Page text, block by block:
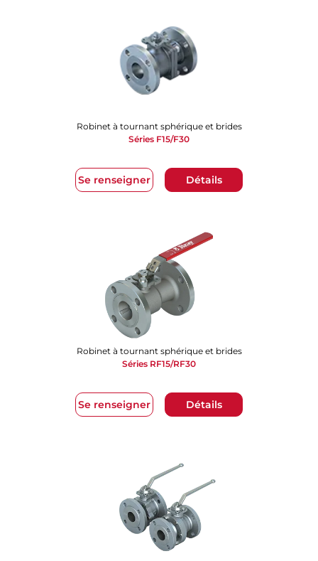
Se renseigner Détails
Robinet à tournant sphérique et brides
Séries F15/F30
Se renseigner Détails
Robinet à tournant sphérique et brides
Séries RF15/RF30